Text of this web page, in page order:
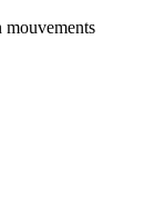
mouvements